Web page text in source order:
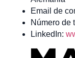
Email de
Número de
LinkedIn: